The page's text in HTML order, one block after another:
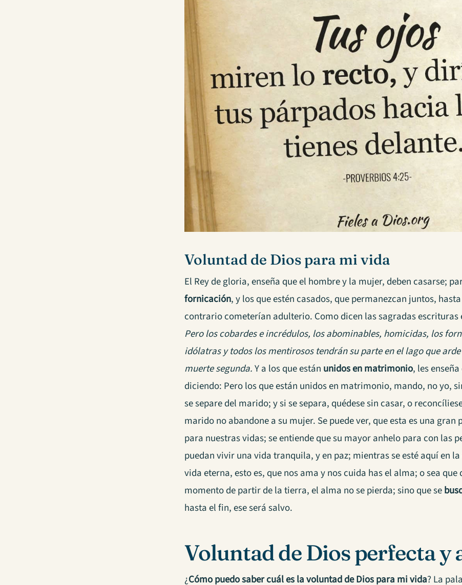
Voluntad de Dios para mi vida
El Rey de gloria, enseña que el hombre y la mujer, deben casarse;
fornicación, y los que estén casados, que permanezcan juntos,
contrario cometerían adulterio. Como dicen las sagradas escrituras
Pero los cobardes e incrédulos, los abominables, homicidas, los
idólatras y todos los mentirosos tendrán su parte en el lago que
muerte segunda.Y a los que están unidos en matrimonio, les
diciendo: Pero los que están unidos en matrimonio, mando, no yo,
se separe del marido; y si se separa, quédese sin casar, o
marido no abandone a su mujer. Se puede ver, que esta es una gran
para nuestras vidas; se entiende que su mayor anhelo para con las
puedan vivir una vida tranquila, y en paz; mientras se esté aquí en
vida eterna, esto es, que nos ama y nos cuida has el alma; o sea que
momento de partir de la tierra, el alma no se pierda; sino que se
hasta el fin, ese será salvo.
Voluntad de Dios perfecta y
¿Cómo puedo saber cuál esla voluntad de Dios para mi vida? La